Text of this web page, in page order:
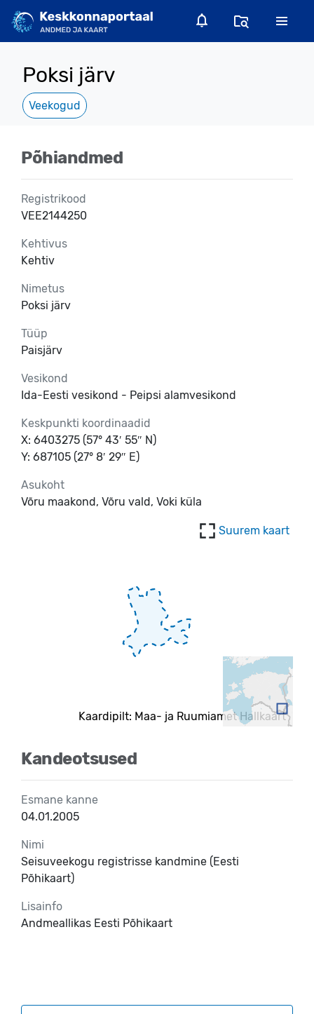
Poksi järv
Veekogud
Põhiandmed
Registrikood
VEE2144250
Kehtivus
Kehtiv
Nimetus
Poksi järv
Tüüp
Paisjärv
Vesikond
Ida-Eesti vesikond - Peipsi alamvesikond
Keskpunkti koordinaadid
X: 6403275 (57° 43′ 55″ N)
Y: 687105 (27° 8′ 29″ E)
Asukoht
Võru maakond, Võru vald, Voki küla
Suurem kaart
Kaardipilt: Maa- ja Ruumiamet Hallkaart
Kandeotsused
Esmane kanne
04.01.2005
Nimi
Seisuveekogu registrisse kandmine (Eesti
Põhikaart)
Lisainfo
Andmeallikas Eesti Põhikaart